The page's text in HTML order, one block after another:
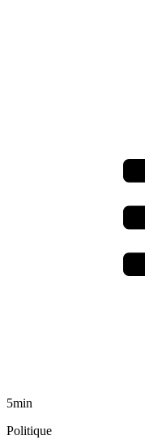
5min
Politique